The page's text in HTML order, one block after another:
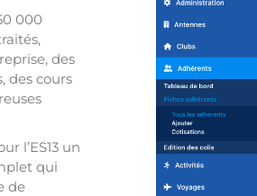
000
des
des cours
l’ES13 un
qui
de